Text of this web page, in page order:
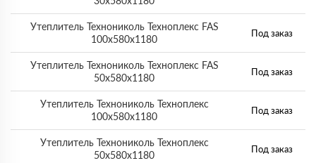
Утеплитель Технониколь Техноплекс FAS
100х580х1180
Под заказ
Утеплитель Технониколь Техноплекс FAS
50х580х1180
Под заказ
Утеплитель Технониколь Техноплекс
100х580х1180
Под заказ
Утеплитель Технониколь Техноплекс
50х580х1180
Под заказ